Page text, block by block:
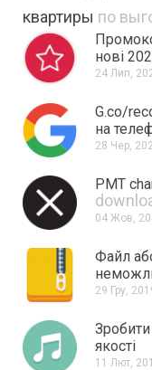
квартиры по
нові
24 Лип,
G.co/
на
28 Чер,
PMT
04 Жов,
Файл
29 Гру,
якості
11 Лют,